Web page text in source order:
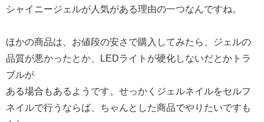
シャイニージェルが人気がある理由の一つなんですね。
ほかの商品は、お値段の安さで購入してみたら、ジェルの
品質が悪かったとか、LEDライトが硬化しないだとかトラ
ブルが
ある場合もあるようです。せっかくジェルネイルをセルフ
ネイルで行うならば、ちゃんとした商品でやりたいですも